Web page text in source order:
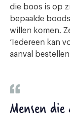
die boos is op
bepaalde
willen komen.
‘Iedereen kan
aanval
Mensen